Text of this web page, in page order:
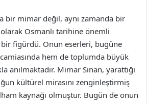
bir mimar değil, aynı zamanda bir
Osmanlı tarihine önemli
figürdü. Onun eserleri, bugüne
hem de toplumda büyük
anılmaktadır. Mimar Sinan, yarattığı
kültürel mirasını zenginleştirmiş
kaynağı olmuştur. Bugün de onun